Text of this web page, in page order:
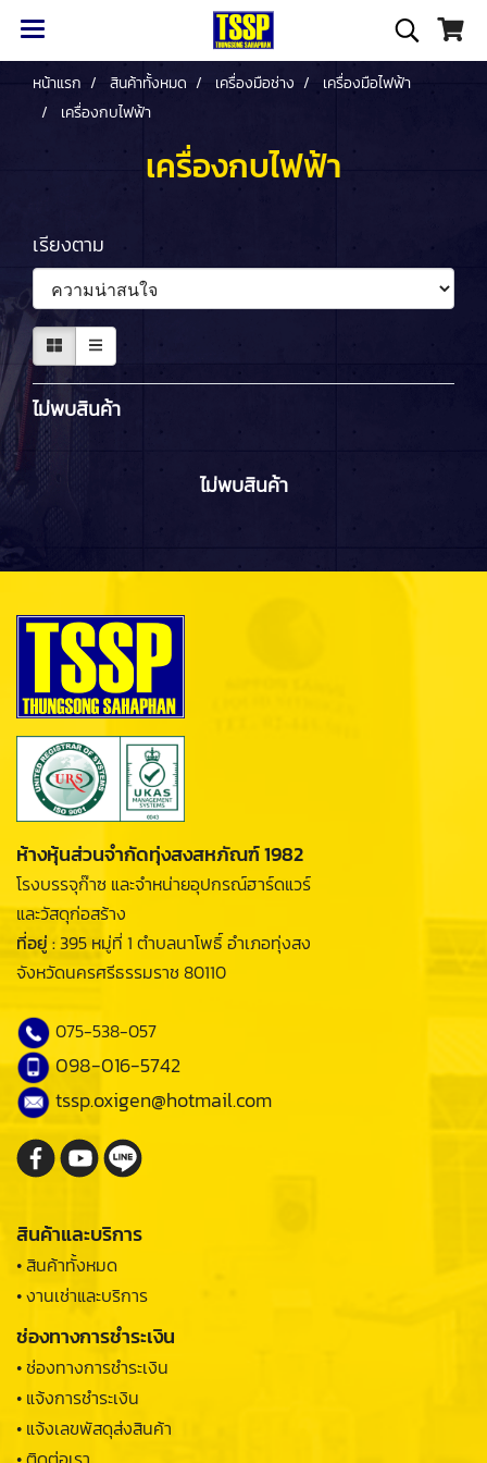
หน้าแรก สินค้าทั้งหมด เครื่องมือช่าง
เครื่องมือไฟฟ้า
เครื่องกบไฟฟ้า
เครื่องกบไฟฟ้า
เรียงตาม
ไม่พบสินค้า
ไม่พบสินค้า
ห้างหุ้นส่วนจำกัดทุ่งสงสหภัณฑ์ 1982
โรงบรรจุก๊าซ และจำหน่ายอุปกรณ์ฮาร์ดแวร์
และวัสดุก่อสร้าง
ที่อยู่ :395 หมู่ที่ 1 ตำบลนาโพธิ์ อำเภอทุ่งสง
จังหวัดนครศรีธรรมราช 80110
075-538-057
098-016-5742
tssp.oxigen@hotmail.com
สินค้าและบริการ
• สินค้าทั้งหมด
• งานเช่าและบริการ
ช่องทางการชำระเงิน
• ช่องทางการชำระเงิน
• แจ้งการชำระเงิน
• แจ้งเลขพัสดุส่งสินค้า